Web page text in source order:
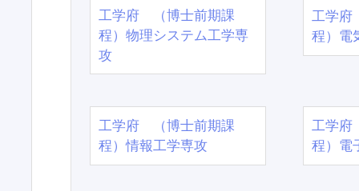
工学府 （博士前期課
程）物理システム工学専
攻
工学
程）電
工学府 （博士前期課
程）情報工学専攻
工学
程）電